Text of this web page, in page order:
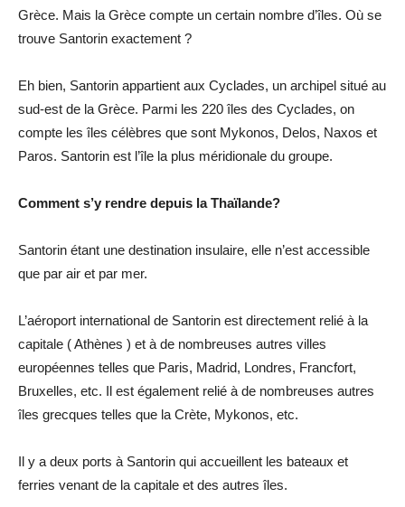
Grèce. Mais la Grèce compte un certain nombre d’îles. Où se
trouve Santorin exactement ?
Eh bien, Santorin appartient aux Cyclades, un archipel situé au
sud-est de la Grèce. Parmi les 220 îles des Cyclades, on
compte les îles célèbres que sont Mykonos, Delos, Naxos et
Paros. Santorin est l’île la plus méridionale du groupe.
Comment s’y rendre depuis la Thaïlande?
Santorin étant une destination insulaire, elle n’est accessible
que par air et par mer.
L’aéroport international de Santorin est directement relié à la
capitale ( Athènes ) et à de nombreuses autres villes
européennes telles que Paris, Madrid, Londres, Francfort,
Bruxelles, etc. Il est également relié à de nombreuses autres
îles grecques telles que la Crète, Mykonos, etc.
Il y a deux ports à Santorin qui accueillent les bateaux et
ferries venant de la capitale et des autres îles.